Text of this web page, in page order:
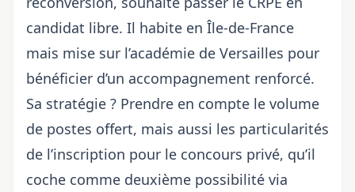
candidat libre. Il habite en Île-de-France
mais mise sur l’académie de Versailles pour
bénéficier d’un accompagnement renforcé.
Sa stratégie ? Prendre en compte le volume
de postes offert, mais aussi les particularités
de l’inscription pour le concours privé, qu’il
coche comme deuxième possibilité via